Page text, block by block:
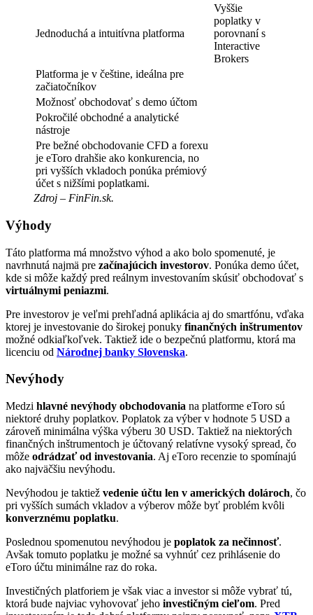
Jednoduchá a intuitívna platforma
Vyššie
poplatky v
porovnaní s
Interactive
Brokers
Platforma je v češtine, ideálna pre
začiatočníkov
Možnosť obchodovať s demo účtom
Pokročilé obchodné a analytické
nástroje
Pre bežné obchodovanie CFD a forexu
je eToro drahšie ako konkurencia, no
pri vyšších vkladoch ponúka prémiový
účet s nižšími poplatkami.
Zdroj – FinFin.sk.
Výhody
Táto platforma má množstvo výhod a ako bolo spomenuté, je
navrhnutá najmä pre začínajúcich investorov. Ponúka demo účet,
kde si môže každý pred reálnym investovaním skúsiť obchodovať s
virtuálnymi peniazmi.
Pre investorov je veľmi prehľadná aplikácia aj do smartfónu, vďaka
ktorej je investovanie do širokej ponuky finančných inštrumentov
možné odkiaľkoľvek. Taktiež ide o bezpečnú platformu, ktorá ma
licenciu od Národnej banky Slovenska.
Nevýhody
Medzi hlavné nevýhody obchodovania na platforme eToro sú
niektoré druhy poplatkov. Poplatok za výber v hodnote 5 USD a
zároveň minimálna výška výberu 30 USD. Taktiež na niektorých
finančných inštrumentoch je účtovaný relatívne vysoký spread, čo
môže odrádzať od investovania. Aj eToro recenzie to spomínajú
ako najväčšiu nevýhodu.
Nevýhodou je taktiež vedenie účtu len v amerických dolároch, čo
pri vyšších sumách vkladov a výberov môže byť problém kvôli
konverznému poplatku.
Poslednou spomenutou nevýhodou je poplatok za nečinnosť.
Avšak tomuto poplatku je možné sa vyhnúť cez prihlásenie do
eToro účtu minimálne raz do roka.
Investičných platforiem je však viac a investor si môže vybrať tú,
ktorá bude najviac vyhovovať jeho investičným cieľom. Pred